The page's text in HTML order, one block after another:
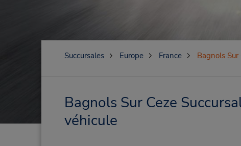
Succursales Europe France Bagnols Sur
Bagnols Sur Ceze
véhicule